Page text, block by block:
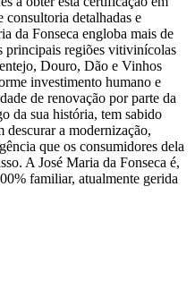
consultoria detalhadas e
da Fonseca engloba mais de
principais regiões vitivinícolas
Douro, Dão e Vinhos
investimento humano e
de renovação por parte da
da sua história, tem sabido
descurar a modernização,
que os consumidores dela
A José Maria da Fonseca é,
familiar, atualmente gerida